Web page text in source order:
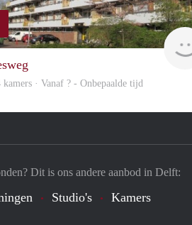
kamers · Vanaf ? - Onbepaalde tijd
Dit is ons andere aanbod in Delft:
Studio's Kamers